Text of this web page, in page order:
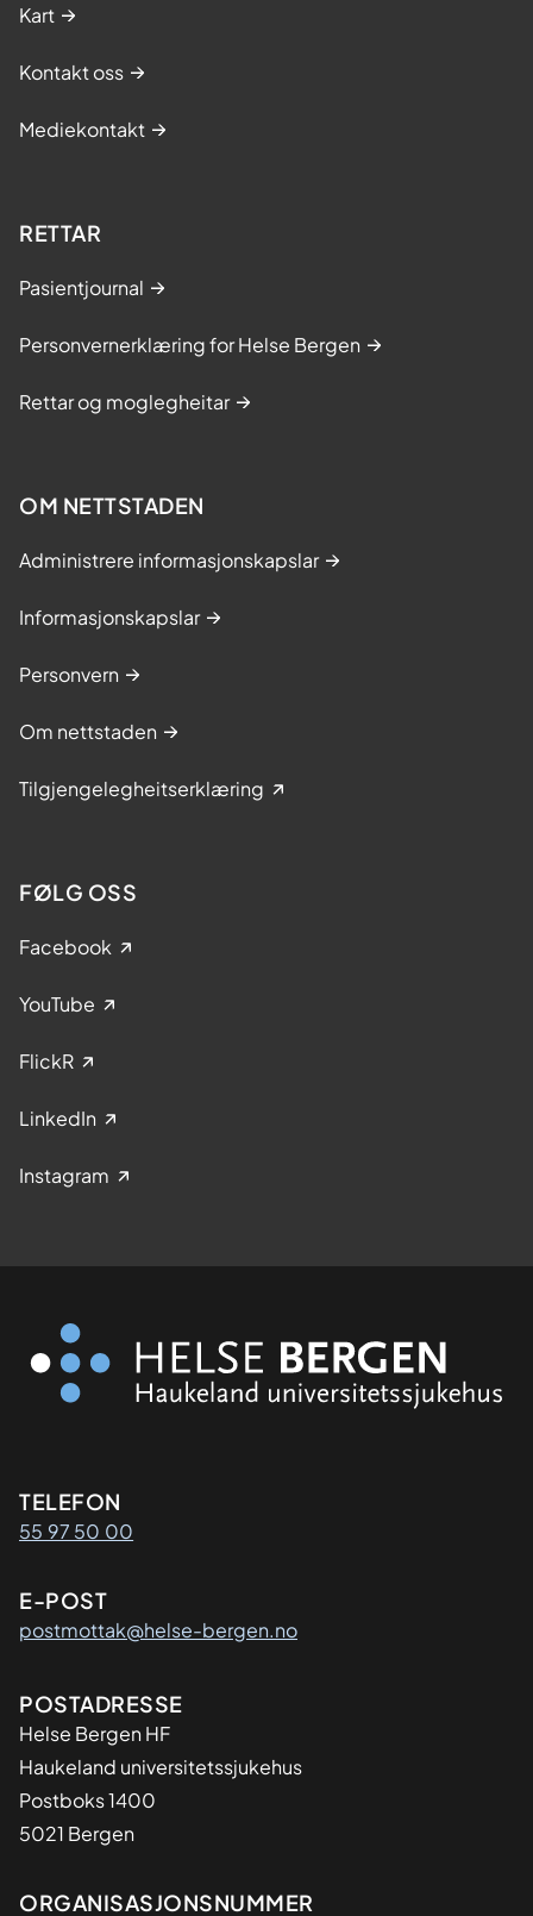
Kart
Kontakt oss
Mediekontakt
RETTAR
Pasientjournal
Personvernerklæring for Helse Bergen
Rettar og moglegheitar
OM NETTSTADEN
Administrere informasjonskapslar
Informasjonskapslar
Personvern
Om nettstaden
Tilgjengelegheitserklæring
FØLG OSS
Facebook
YouTube
FlickR
LinkedIn
Instagram
Kontaktinformasjon
TELEFON
55 97 50 00
E-POST
postmottak@helse-bergen.no
Adresse
POSTADRESSE
Helse Bergen HF
Haukeland universitetssjukehus
Postboks 1400
5021 Bergen
Organisasjon
ORGANISASJONSNUMMER